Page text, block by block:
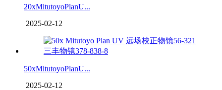
20xMitutoyoPlanU...
2025-02-12
50xMitutoyoPlanU...
2025-02-12